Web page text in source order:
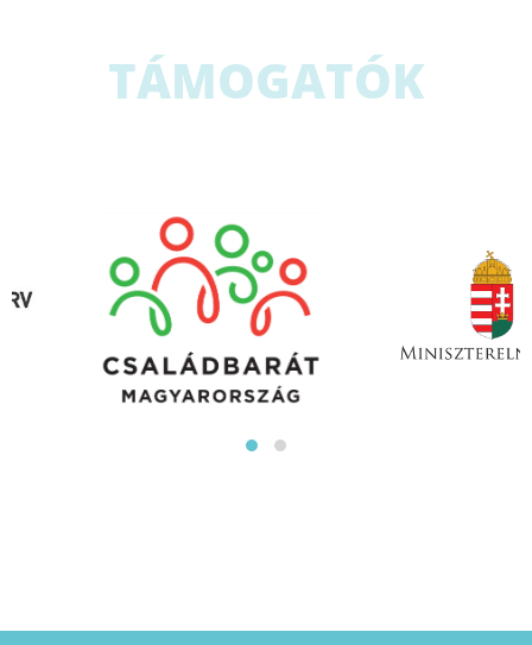
TÁMOGATÓK